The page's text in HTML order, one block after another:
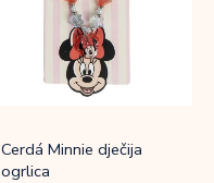
Cerdá Minnie dječija
ogrlica